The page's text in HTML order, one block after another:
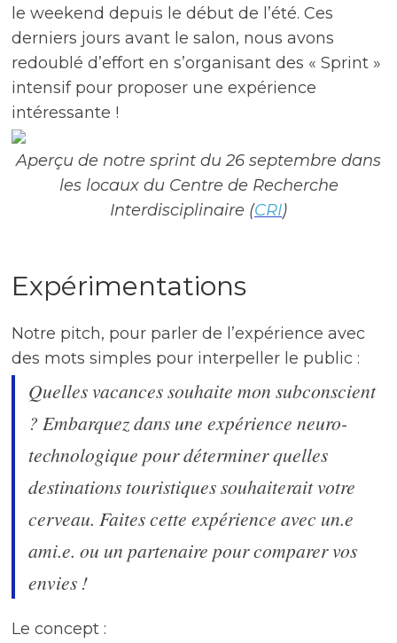
le weekend depuis le début de l’été. Ces
derniers jours avant le salon, nous avons
redoublé d’effort en s’organisant des « Sprint »
intensif pour proposer une expérience
intéressante !
Aperçu de notre sprint du 26 septembre dans
les locaux du Centre de Recherche
Interdisciplinaire (CRI)
Expérimentations
Notre pitch, pour parler de l’expérience avec
des mots simples pour interpeller le public :
Quelles vacances souhaite mon subconscient
? Embarquez dans une expérience neuro-
technologique pour déterminer quelles
destinations touristiques souhaiterait votre
cerveau. Faites cette expérience avec un.e
ami.e. ou un partenaire pour comparer vos
envies !
Le concept :